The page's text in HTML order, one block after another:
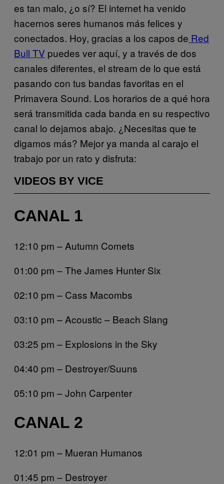
es tan malo, ¿o sí? El internet ha venido
hacernos seres humanos más felices y
conectados. Hoy, gracias a los capos de Red
Bull TV puedes ver aquí, y a través de dos
canales diferentes, el stream de lo que está
pasando con tus bandas favoritas en el
Primavera Sound. Los horarios de a qué hora
será transmitida cada banda en su respectivo
canal lo dejamos abajo. ¿Necesitas que te
digamos más? Mejor ya manda al carajo el
trabajo por un rato y disfruta:
VIDEOS BY VICE
CANAL 1
12:10 pm – Autumn Comets
01:00 pm – The James Hunter Six
02:10 pm – Cass Macombs
03:10 pm – Acoustic – Beach Slang
03:25 pm – Explosions in the Sky
04:40 pm – Destroyer/Suuns
05:10 pm – John Carpenter
CANAL 2
12:01 pm – Mueran Humanos
01:45 pm – Destroyer